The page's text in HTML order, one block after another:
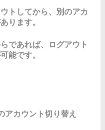
トしてから、別のアカ
ります。
であれば、ログアウト
能です。
アカウント切り替え